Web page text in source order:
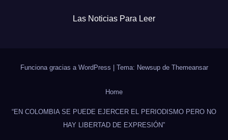
Las Noticias Para Leer
Funciona gracias a WordPress | Tema: Newsup de Themeansar
Home
“EN COLOMBIA SE PUEDE EJERCER EL PERIODISMO PERO NO
HAY LIBERTAD DE EXPRESIÓN”